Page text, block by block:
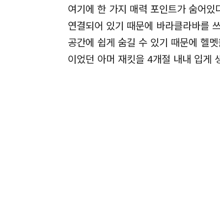
여기에 한 가지 매력 포인트가 숨어
연결되어 있기 때문에 바라클라바를
공간에 쉽게 숨길 수 있기 때문에 헬
이었던 아머 재킷을 4개절 내내 입게